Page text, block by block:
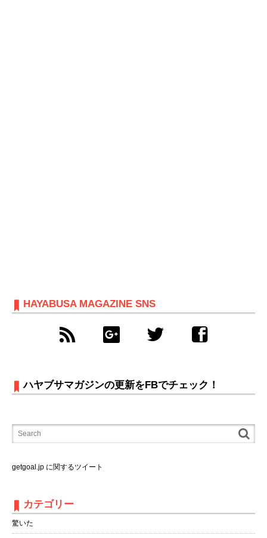
HAYABUSA MAGAZINE SNS
ハヤブサマガジンの更新をFBでチェック！
getgoal.jp に関するツイート
カテゴリー
驚いた